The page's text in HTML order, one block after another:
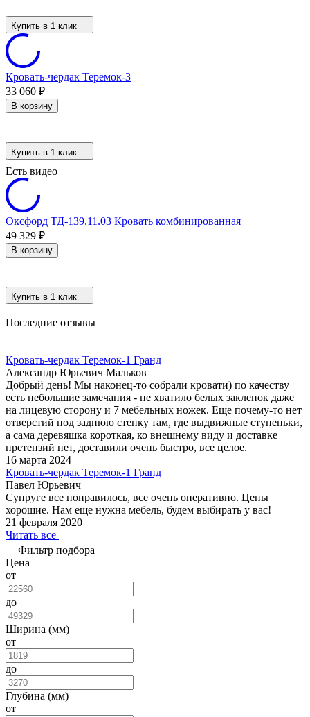
Купить в 1 клик
Кровать-чердак Теремок-3
33 060 ₽
В корзину
Купить в 1 клик
Есть видео
Оксфорд ТД-139.11.03 Кровать комбинированная
49 329 ₽
В корзину
Купить в 1 клик
Последние отзывы
Кровать-чердак Теремок-1 Гранд
Александр Юрьевич Мальков
Добрый день! Мы наконец-то собрали кровати) по качеству
есть небольшие замечания - не хватило белых заклепок даже
на лицевую сторону и 7 мебельных ножек. Еще почему-то нет
отверстий под заднюю стенку там, где выдвижные ступеньки,
а сама деревяшка короткая, ко внешнему виду и доставке
претензий нет, доставили очень быстро, все целое.
16 марта 2024
Кровать-чердак Теремок-1 Гранд
Павел Юрьевич
Супруге все понравилось, все очень оперативно. Цены
хорошие. Нам еще нужна мебель, будем выбирать у вас!
21 февраля 2020
Читать все
Фильтр подбора
Цена
от
до
Ширина (мм)
от
до
Глубина (мм)
от